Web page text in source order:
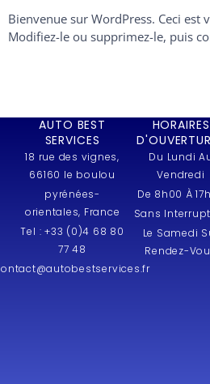
Bienvenue sur WordPress. Ceci est
Modifiez-le ou supprimez-le, puis
AUTO BEST
SERVICES
18 rue des vignes,
66160 le boulou
pyrénées-
orientales, France
Tel : +33 (0)4 68 80
77 48
HORAIRES
Du Lundi
Vendredi
De 8h00 À
Sans
Le Samedi
Rendez-